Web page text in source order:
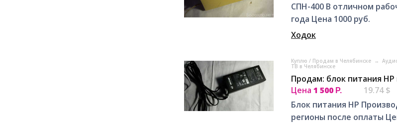
СПН-400 В отличном
года Цена 1000 руб.
Ходок
Куплю / Продам в Челябинске →
ТВ в Челябинске
Продам: блок питания HP
Цена 1 500 Р. 19.74 $
Блок питания HP
регионы после оплаты